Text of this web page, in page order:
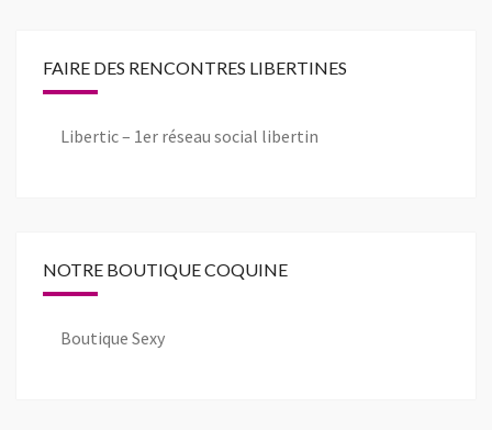
FAIRE DES RENCONTRES LIBERTINES
Libertic – 1er réseau social libertin
NOTRE BOUTIQUE COQUINE
Boutique Sexy